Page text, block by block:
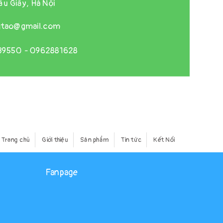
Giấy, Hà Nội
-0962881628
Trang chủ Giới thiệu Sản phẩm Tin tức Kết Nối
Fanpage